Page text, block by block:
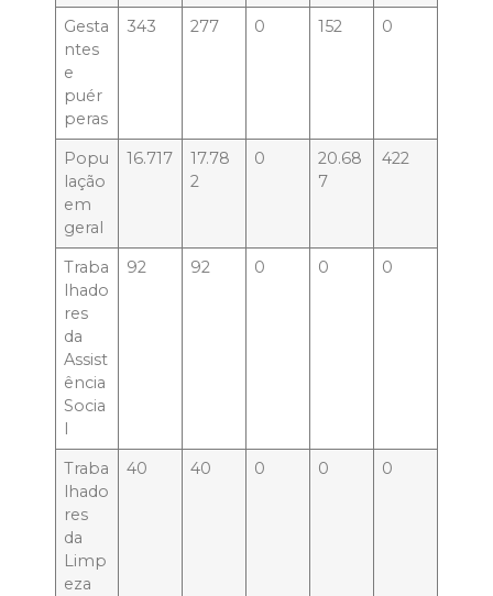
Gesta
ntes
e
puér
peras
343 277 0 152 0
Popu
lação
em
geral
16.717
17.78
2
0
20.68
7
422
Traba
lhado
res
da
Assist
ência
Socia
l
92 92 0 0 0
Traba
lhado
res
da
Limp
eza
40 40 0 0 0